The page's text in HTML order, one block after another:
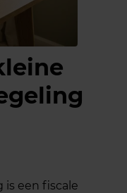
een fiscale